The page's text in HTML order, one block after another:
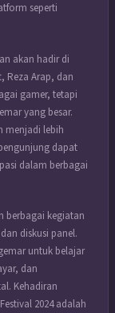
seperti
akan hadir di
Reza Arap, dan
gamer, tetapi
yang besar.
menjadi lebih
dapat
dalam berbagai
berbagai kegiatan
diskusi panel.
untuk belajar
dan
Kehadiran
2024 adalah